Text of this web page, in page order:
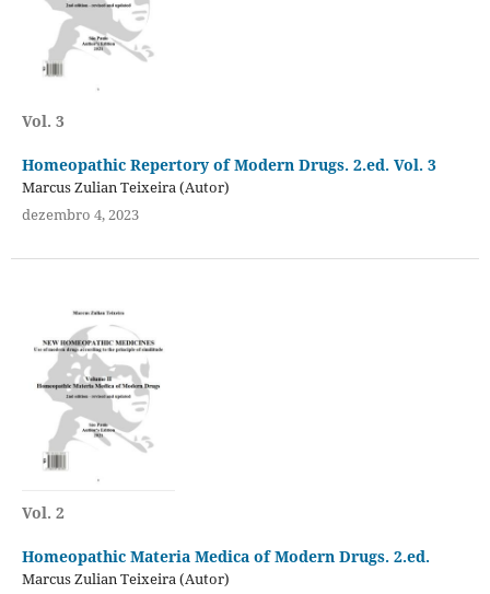
Vol. 3
Homeopathic Repertory of Modern Drugs. 2.ed. Vol. 3
Marcus Zulian Teixeira (Autor)
dezembro 4, 2023
Vol. 2
Homeopathic Materia Medica of Modern Drugs. 2.ed.
Marcus Zulian Teixeira (Autor)